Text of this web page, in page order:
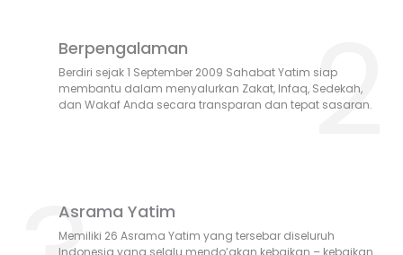
2
Berpengalaman
Berdiri sejak 1 September 2009 Sahabat Yatim siap
membantu dalam menyalurkan Zakat, Infaq, Sedekah,
dan Wakaf Anda secara transparan dan tepat sasaran.
Asrama Yatim
Memiliki 26 Asrama Yatim yang tersebar diseluruh
Indonesia yang selalu mendo’akan kebaikan – kebaikan